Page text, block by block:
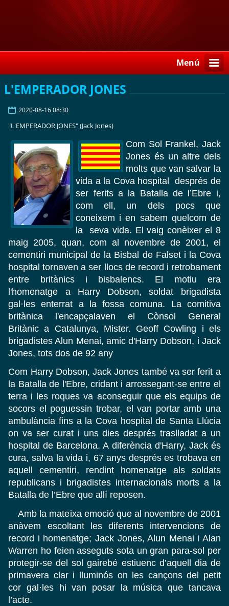
Menú
L'EMPERADOR JONES
2020-08-16 08:30
"L'EMPERADOR JONES" (Jack Jones)
Com Sol Frankel, Jack
Jones és un altre dels
molts que van salvar la
vida a la Cova hospital després de
ser ferits a la Batalla de l’Ebre i,
com ell, un dels pocs que
coneixem i en sabem quelcom de
la seva vida. El vaig conèixer el 8
maig 2005, quan, com al novembre de 2001, el
cementiri municipal de la Bisbal de Falset i la Cova
hospital tornaven a ser llocs de record i retrobament
entre britànics i bisbalencs. El motiu era
l'homenatge a Harry Dobson, soldat brigadista
gal·les enterrat a la fossa comuna. La comitiva
britànica l'encapçalaven el Cònsol General
Britànic a Catalunya, Mister. Geoff Cowling i els
brigadistes Alun Menai, amic d'Harry Dobson, i Jack
Jones, tots dos de 92 any
Com Harry Dobson, Jack Jones també va ser ferit a
la Batalla de l'Ebre, cridant i arrossegant-se entre el
terra i les roques va aconseguir que els equips de
socors el poguessin trobar, el van portar amb una
ambulància fins a la Cova hospital de Santa Llúcia
on va ser curat i uns dies després traslladat a un
hospital de Barcelona. A diferència d'Harry, Jack és
cura, salva la vida i, 67 anys després es trobava en
aquell cementiri, rendint homenatge als soldats
republicans i brigadistes internacionals morts a la
Batalla de l’Ebre que allí reposen.
Amb la mateixa emoció que al novembre de 2001
anàvem escoltant les diferents intervencions de
record i homenatge; Jack Jones, Alun Menai i Alan
Warren ho feien asseguts sota un gran para-sol per
protegir-se del sol gairebé estiuenc d’aquell dia de
primavera clar i lluminós on les cançons del petit
cor gal·les hi van posar la música que tancava
l’acte.